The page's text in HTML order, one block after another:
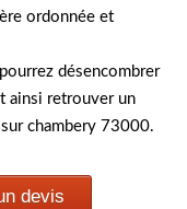
ordonnée et
désencombrer
ainsi retrouver un
chambery 73000.
devis